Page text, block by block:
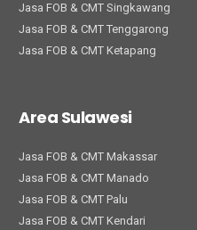
Jasa FOB & CMT Singkawang
Jasa FOB & CMT Tenggarong
Jasa FOB & CMT Ketapang
Area Sulawesi
Jasa FOB & CMT Makassar
Jasa FOB & CMT Manado
Jasa FOB & CMT Palu
Jasa FOB & CMT Kendari